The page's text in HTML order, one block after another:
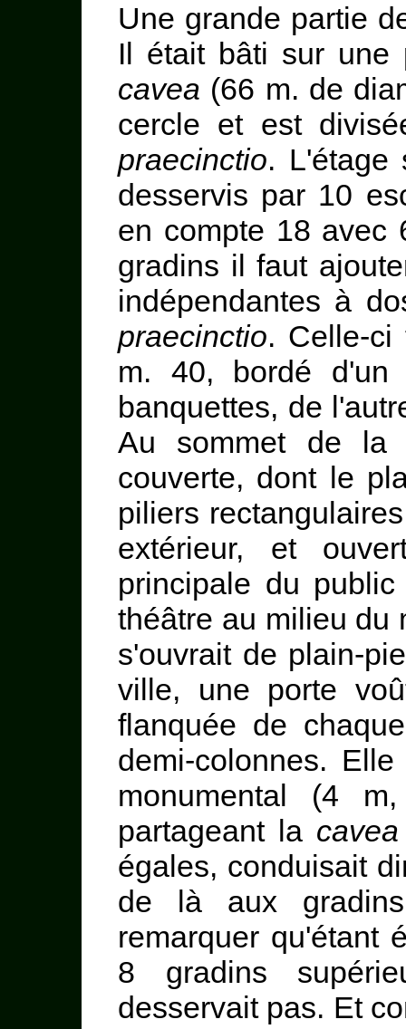
Une grande partie
Il était bâti sur une
cavea (66 m. de
cercle et est
praecinctio. L'étage
desservis par 10
en compte 18 avec
gradins il faut
indépendantes à
praecinctio. Celle-ci
m. 40, bordé d'un
banquettes, de
Au sommet de
couverte, dont le
piliers
extérieur, et
principale du
théâtre au milieu du
s'ouvrait de plain-
ville, une porte
flanquée de
demi-colonnes.
monumental (4
partageant la cavea
égales, conduisait
de là aux
remarquer qu'étant
8 gradins
desservait pas. Et